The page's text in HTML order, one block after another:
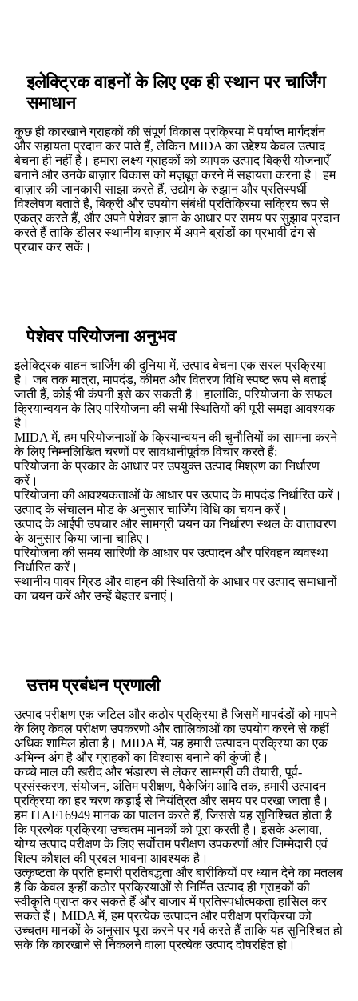
इलेक्ट्रिक वाहनों के लिए एक ही स्थान पर चार्जिंग
समाधान
कुछ ही कारखाने ग्राहकों की संपूर्ण विकास प्रक्रिया में पर्याप्त मार्गदर्शन
और सहायता प्रदान कर पाते हैं, लेकिन MIDA का उद्देश्य केवल उत्पाद
बेचना ही नहीं है। हमारा लक्ष्य ग्राहकों को व्यापक उत्पाद बिक्री योजनाएँ
बनाने और उनके बाज़ार विकास को मज़बूत करने में सहायता करना है। हम
बाज़ार की जानकारी साझा करते हैं, उद्योग के रुझान और प्रतिस्पर्धी
विश्लेषण बताते हैं, बिक्री और उपयोग संबंधी प्रतिक्रिया सक्रिय रूप से
एकत्र करते हैं, और अपने पेशेवर ज्ञान के आधार पर समय पर सुझाव प्रदान
करते हैं ताकि डीलर स्थानीय बाज़ार में अपने ब्रांडों का प्रभावी ढंग से
प्रचार कर सकें।
पेशेवर परियोजना अनुभव
इलेक्ट्रिक वाहन चार्जिंग की दुनिया में, उत्पाद बेचना एक सरल प्रक्रिया
है। जब तक मात्रा, मापदंड, कीमत और वितरण विधि स्पष्ट रूप से बताई
जाती हैं, कोई भी कंपनी इसे कर सकती है। हालांकि, परियोजना के सफल
क्रियान्वयन के लिए परियोजना की सभी स्थितियों की पूरी समझ आवश्यक
है।
MIDA में, हम परियोजनाओं के क्रियान्वयन की चुनौतियों का सामना करने
के लिए निम्नलिखित चरणों पर सावधानीपूर्वक विचार करते हैं:
परियोजना के प्रकार के आधार पर उपयुक्त उत्पाद मिश्रण का निर्धारण
करें।
परियोजना की आवश्यकताओं के आधार पर उत्पाद के मापदंड निर्धारित करें।
उत्पाद के संचालन मोड के अनुसार चार्जिंग विधि का चयन करें।
उत्पाद के आईपी उपचार और सामग्री चयन का निर्धारण स्थल के वातावरण
के अनुसार किया जाना चाहिए।
परियोजना की समय सारिणी के आधार पर उत्पादन और परिवहन व्यवस्था
निर्धारित करें।
स्थानीय पावर ग्रिड और वाहन की स्थितियों के आधार पर उत्पाद समाधानों
का चयन करें और उन्हें बेहतर बनाएं।
उत्तम प्रबंधन प्रणाली
उत्पाद परीक्षण एक जटिल और कठोर प्रक्रिया है जिसमें मापदंडों को मापने
के लिए केवल परीक्षण उपकरणों और तालिकाओं का उपयोग करने से कहीं
अधिक शामिल होता है। MIDA में, यह हमारी उत्पादन प्रक्रिया का एक
अभिन्न अंग है और ग्राहकों का विश्वास बनाने की कुंजी है।
कच्चे माल की खरीद और भंडारण से लेकर सामग्री की तैयारी, पूर्व-
प्रसंस्करण, संयोजन, अंतिम परीक्षण, पैकेजिंग आदि तक, हमारी उत्पादन
प्रक्रिया का हर चरण कड़ाई से नियंत्रित और समय पर परखा जाता है।
हम ITAF16949 मानक का पालन करते हैं, जिससे यह सुनिश्चित होता है
कि प्रत्येक प्रक्रिया उच्चतम मानकों को पूरा करती है। इसके अलावा,
योग्य उत्पाद परीक्षण के लिए सर्वोत्तम परीक्षण उपकरणों और जिम्मेदारी एवं
शिल्प कौशल की प्रबल भावना आवश्यक है।
उत्कृष्टता के प्रति हमारी प्रतिबद्धता और बारीकियों पर ध्यान देने का मतलब
है कि केवल इन्हीं कठोर प्रक्रियाओं से निर्मित उत्पाद ही ग्राहकों की
स्वीकृति प्राप्त कर सकते हैं और बाजार में प्रतिस्पर्धात्मकता हासिल कर
सकते हैं। MIDA में, हम प्रत्येक उत्पादन और परीक्षण प्रक्रिया को
उच्चतम मानकों के अनुसार पूरा करने पर गर्व करते हैं ताकि यह सुनिश्चित हो
सके कि कारखाने से निकलने वाला प्रत्येक उत्पाद दोषरहित हो।